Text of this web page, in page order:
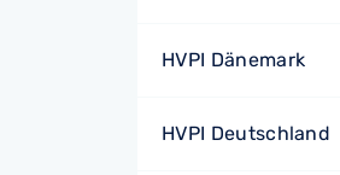
HVPI Dänemark
HVPI Deutschland